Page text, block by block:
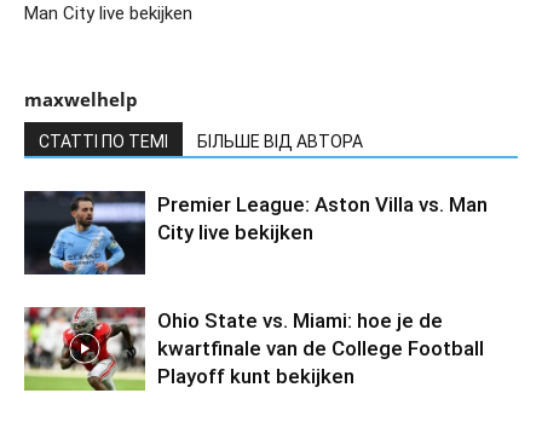
Man City live bekijken
maxwelhelp
СТАТТІ ПО ТЕМІ БІЛЬШЕ ВІД АВТОРА
Premier League: Aston Villa vs. Man
City live bekijken
Ohio State vs. Miami: hoe je de
kwartfinale van de College Football
Playoff kunt bekijken